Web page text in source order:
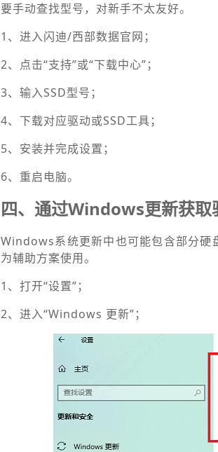
要手动查找型号，对新手不太友好。
1、进入闪迪/西部数据官网；
2、点击“支持”或“下载中心”；
3、输入SSD型号；
4、下载对应驱动或SSD工具；
5、安装并完成设置；
6、重启电脑。
四、通过Windows更新获取
Windows系统更新中也可能包含部分硬
为辅助方案使用。
1、打开“设置”；
2、进入“Windows 更新”；